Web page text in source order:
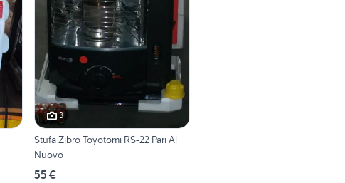
3
Stufa Zibro Toyotomi RS-22 Pari Al
Nuovo
55 €